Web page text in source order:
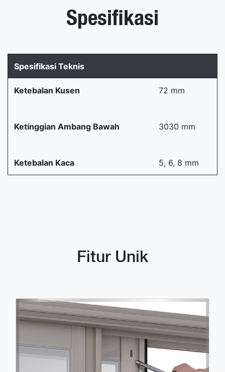
Spesifikasi
Spesifikasi Teknis
Ketebalan Kusen 72 mm
Ketinggian Ambang Bawah 3030 mm
Ketebalan Kaca 5, 6, 8 mm
Fitur Unik